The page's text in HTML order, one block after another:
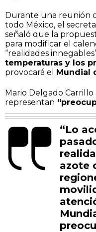
Durante una reunión
todo México, el
señaló que la
para modificar el
“realidades
temperaturas y los
provocará el Mundial
Mario Delgado
representan
“Lo
azote